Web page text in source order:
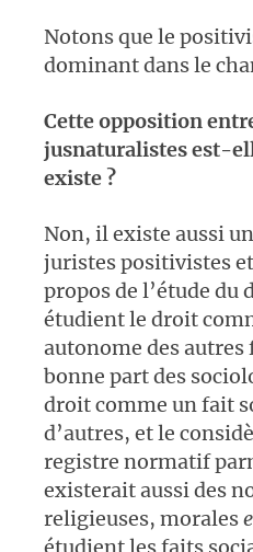
Notons que le
dominant dans le
Cette opposition
jusnaturalistes est-
existe ?
Non, il existe aussi
juristes positivistes
propos de l’étude du
étudient le droit
autonome des autres
bonne part des
droit comme un fait
d’autres, et le
registre normatif
existerait aussi des
religieuses, morales